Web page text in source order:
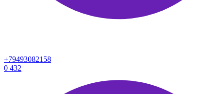
+79493082158
0 432